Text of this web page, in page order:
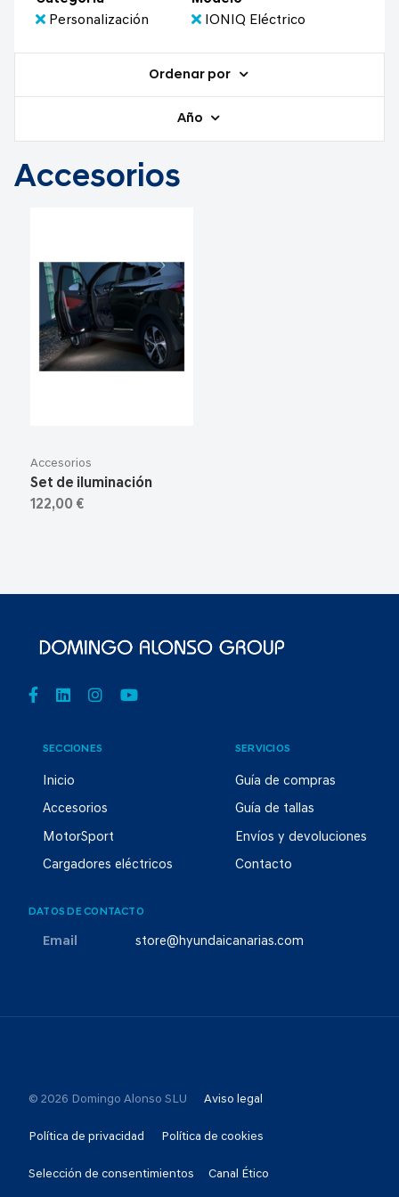
Personalización
IONIQ Eléctrico
Ordenar por
Año
Accesorios
Accesorios
Set de iluminación
122,00 €
SECCIONES
Inicio
Accesorios
MotorSport
Cargadores eléctricos
SERVICIOS
Guía de compras
Guía de tallas
Envíos y devoluciones
Contacto
DATOS DE CONTACTO
Email store@hyundaicanarias.com
© 2026 Domingo Alonso SLU Aviso legal
Política de privacidad Política de cookies
Selección de consentimientos Canal Ético